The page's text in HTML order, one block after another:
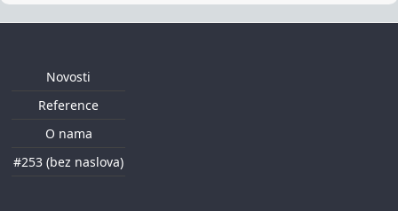
Novosti
Reference
O nama
#253 (bez naslova)